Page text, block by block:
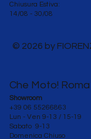
Chiusura Estiva:
14/08 - 30/08
Che Moto! Roma
Showroom
+39 06 55266863
Lun - Ven 9-13 / 15-19
Sabato 9-13
Domenica Chiuso
© 2026 by